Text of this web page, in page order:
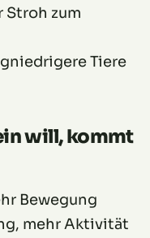
Stroh zum
Tiere
will, kommt
Bewegung
mehr Aktivität